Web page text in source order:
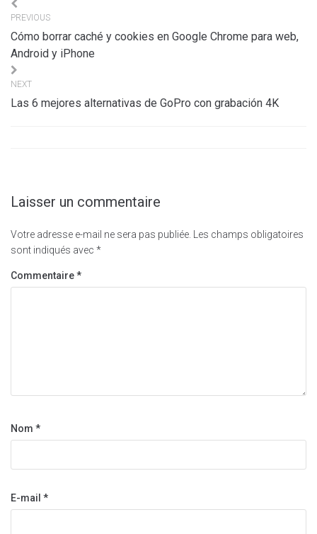
Navigation
de
l’article
PREVIOUS
Cómo borrar caché y cookies en Google Chrome para web,
Android y iPhone
NEXT
Las 6 mejores alternativas de GoPro con grabación 4K
Laisser un commentaire
Votre adresse e-mail ne sera pas publiée. Les champs obligatoires
sont indiqués avec *
Commentaire*
Nom *
E-mail *